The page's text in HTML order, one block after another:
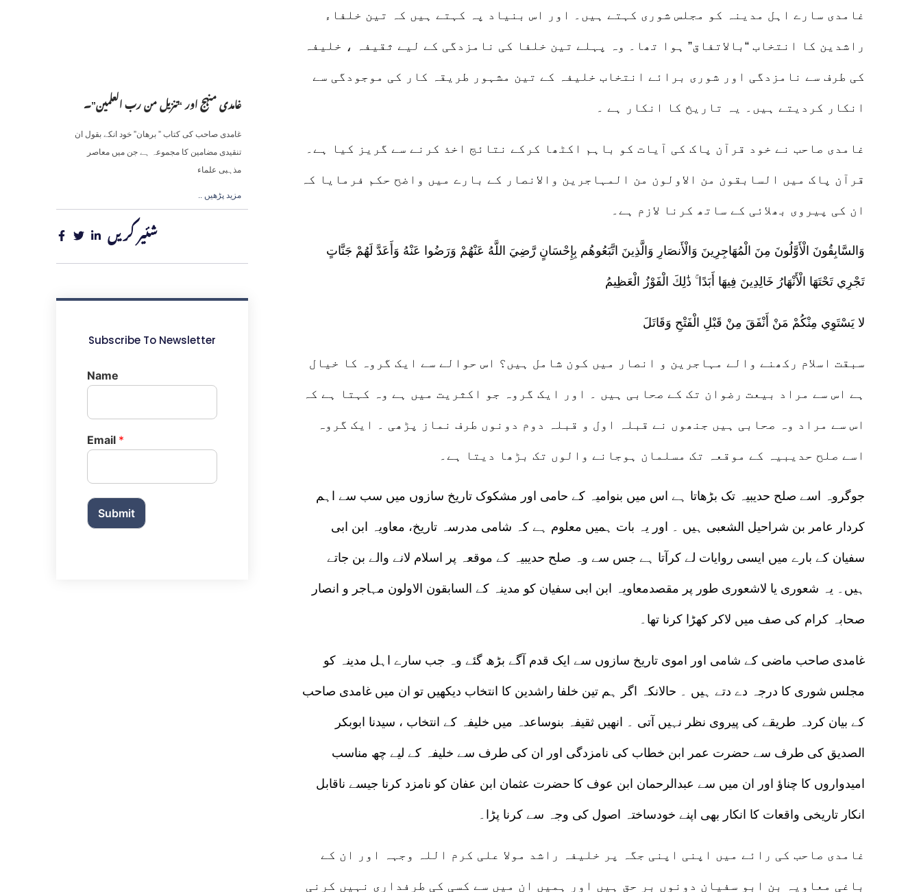
غامدی منہج اور “تنزیل من رب العلمین”۔
غامدی صاحب کی کتاب ” برھان” خود انکے بقول ان
تنقیدی مضامین کا مجموعہ ہے جن میں معاصر
مذہبی علماء
.. مزید پڑھیں
شئیر کریں
Subscribe To Newsletter
Name
Email *
Submit
غامدی سارے اہل مدینہ کو مجلس شوری کہتے ہیں۔ اور اس بنیاد پہ کہتے ہیں کہ تین خلفاء
راشدین کا انتخاب “بالاتفاق” ہوا تھا۔ وہ پہلے تین خلفا کی نامزدگی کے لیے ثقیفہ ، خلیفہ
کی طرف سے نامزدگی اور شوری برائے انتخاب خلیفہ کے تین مشہور طریقہ کار کی موجودگی سے
انکار کردیتے ہیں۔ یہ تاریخ کا انکار ہے ۔
غامدی صاحب نے خود قرآن پاک کی آیات کو باہم اکٹھا کرکے نتائج اخذ کرنے سے گریز کیا ہے۔
قرآن پاک میں السابقون من الاولون من المہاجرین والانصار کے بارے میں واضح حکم فرمایا کہ
ان کی پیروی بھلائی کے ساتھ کرنا لازم ہے۔
وَالسَّابِقُونَ الْأَوَّلُونَ مِنَ الْمُهَاجِرِينَ وَالْأَنصَارِ وَالَّذِينَ اتَّبَعُوهُم بِإِحْسَانٍ رَّضِيَ اللَّهُ عَنْهُمْ وَرَضُوا عَنْهُ وَأَعَدَّ لَهُمْ جَنَّاتٍ
تَجْرِي تَحْتَهَا الْأَنْهَارُ خَالِدِينَ فِيهَا أَبَدًا ۚ ذَٰلِكَ الْفَوْزُ الْعَظِيمُ
لا يَسْتَوِي مِنْكُمْ مَنْ أَنْفَقَ مِنْ قَبْلِ الْفَتْحِ وَقَاتَلَ
سبقت اسلام رکھنے والے مہاجرین و انصار میں کون شامل ہیں؟ اس حوالے سے ایک گروہ کا خیال
ہے اس سے مراد بیعت رضوان تک کے صحابی ہیں ۔ اور ایک گروہ جو اکثریت میں ہے وہ کہتا ہے کہ
اس سے مراد وہ صحابی ہیں جنھوں نے قبلہ اول و قبلہ دوم دونوں طرف نماز پڑھی ۔ ایک گروہ
اسے صلح حدیبیہ کے موقعہ تک مسلمان ہوجانے والوں تک بڑھا دیتا ہے۔
جوگروہ اسے صلح حدیبیہ تک بڑھاتا ہے اس میں بنوامیہ کے حامی اور مشکوک تاریخ سازوں میں سب سے اہم
کردار عامر بن شراحیل الشعبی ہیں ۔ اور یہ بات ہمیں معلوم ہے کہ شامی مدرسہ تاریخ، معاویہ ابن ابی
سفیان کے بارے میں ایسی روایات لے کرآتا ہے جس سے وہ صلح حدیبیہ کے موقعہ پر اسلام لانے والے بن جاتے
ہیں۔ یہ شعوری یا لاشعوری طور پر مقصدمعاویہ ابن ابی سفیان کو مدینہ کے السابقون الاولون مہاجر و انصار
صحابہ کرام کی صف میں لاکر کھڑا کرنا تھا۔
غامدی صاحب ماضی کے شامی اور اموی تاريخ سازوں سے ایک قدم آگے بڑھ گئے وہ جب سارے اہل مدینہ کو
مجلس شوری کا درجہ دے دتے ہیں ۔ حالانکہ اگر ہم تین خلفا راشدین کا انتخاب دیکھیں تو ان میں غامدی صاحب
کے بیان کردہ طریقے کی پیروی نظر نہیں آتی ۔ انھیں ثقیفہ بنوساعدہ میں خلیفہ کے انتخاب ، سیدنا ابوبکر
الصدیق کی طرف سے حضرت عمر ابن خطاب کی نامزدگی اور ان کی طرف سے خلیفہ کے لیے چھ مناسب
امیدواروں کا چناؤ اور ان میں سے عبدالرحمان ابن عوف کا حضرت عثمان ابن عفان کو نامزد کرنا جیسے ناقابل
انکار تاریخی واقعات کا انکار بھی اپنے خودساختہ اصول کی وجہ سے کرنا پڑا۔
غامدی صاحب کی رائے میں اپنی اپنی جگہ پر خلیفہ راشد مولا علی کرم اللہ وجہہ اور ان کے
باغی معاویہ بن ابو سفیان دونوں بر حق ہیں اور ہمیں ان میں سے کسی کی طرفداری نہیں کرنی